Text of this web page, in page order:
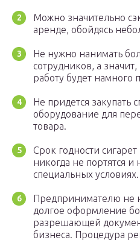
Можно значительно
аренде, обойдясь
Не нужно нанимать
сотрудников, а
работу будет намного
Не придется закупать
оборудование для
товара.
Срок годности
никогда не портятся и
специальных условиях.
Предпринимателю не
долгое оформление
разрешающей
бизнеса. Процедура